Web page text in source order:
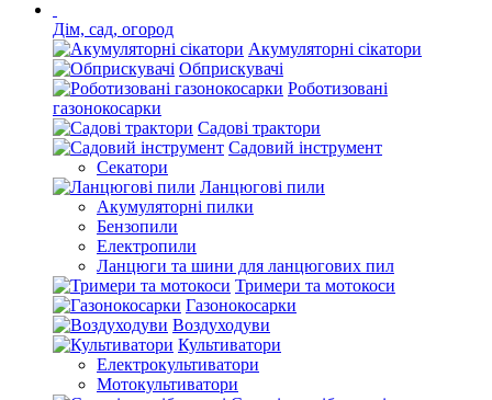
Дім, сад, огород
Акумуляторні сікатори
Обприскувачі
Роботизовані
газонокосарки
Садові трактори
Садовий інструмент
Секатори
Ланцюгові пили
Акумуляторні пилки
Бензопили
Електропили
Ланцюги та шини для ланцюгових пил
Тримери та мотокоси
Газонокосарки
Воздуходуви
Культиватори
Електрокультиватори
Мотокультиватори